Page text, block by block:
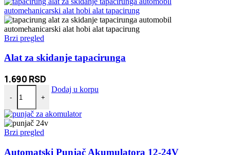
Brzi pregled
Alat za skidanje tapacirunga
1.690 RSD
-
Alat za skidanje tapacirunga količina
+
Dodaj u korpu
Brzi pregled
Automatski Punjač Akumulatora 12-24V